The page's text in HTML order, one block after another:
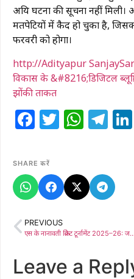
अप्रिय घटना की सूचना नहीं मिली।
मतपेटियों में कैद हो चुका है,
फरवरी को होगा।
http://Adityapur
विकास के &#8216;डिजिटल
झोंकी ताकत
Facebook
Twitter
SHARE करें
PREVIOUS
एस के नानावती क्रिकेट टूर्नामेंट 2025–26: जमशेदपुर वर्क्स बना चैंपियन, रोमांचक सीजन का शानदार समापन
Leave a